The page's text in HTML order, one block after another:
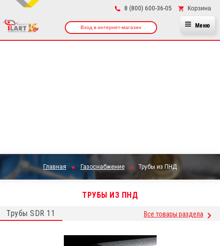
8 (800) 600-36-05 Корзина
Вход в интернет-магазин Меню
Главная Газоснабжение Трубы из ПНД
ТРУБЫ ИЗ ПНД
Трубы SDR 11
Все товары раздела
×